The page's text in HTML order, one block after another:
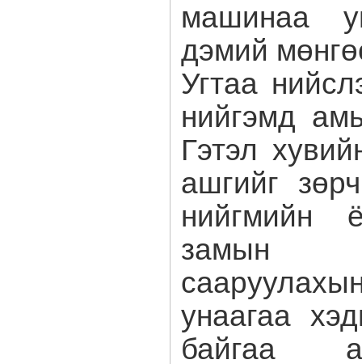
машинаа
дэмий
Угтаа
нийгэмд
Гэтэл
ашгийг
нийгмийн
замын
унаагаа
байгаа